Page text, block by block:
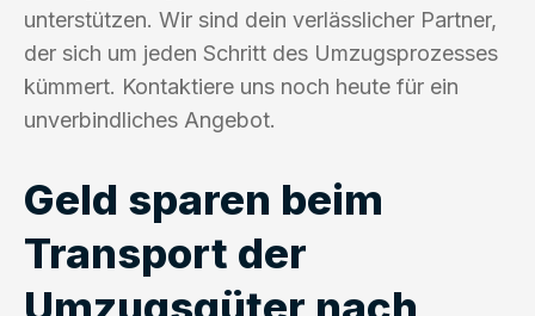
unterstützen. Wir sind dein verlässlicher Partner,
der sich um jeden Schritt des Umzugsprozesses
kümmert. Kontaktiere uns noch heute für ein
unverbindliches Angebot.
Geld sparen beim
Transport der